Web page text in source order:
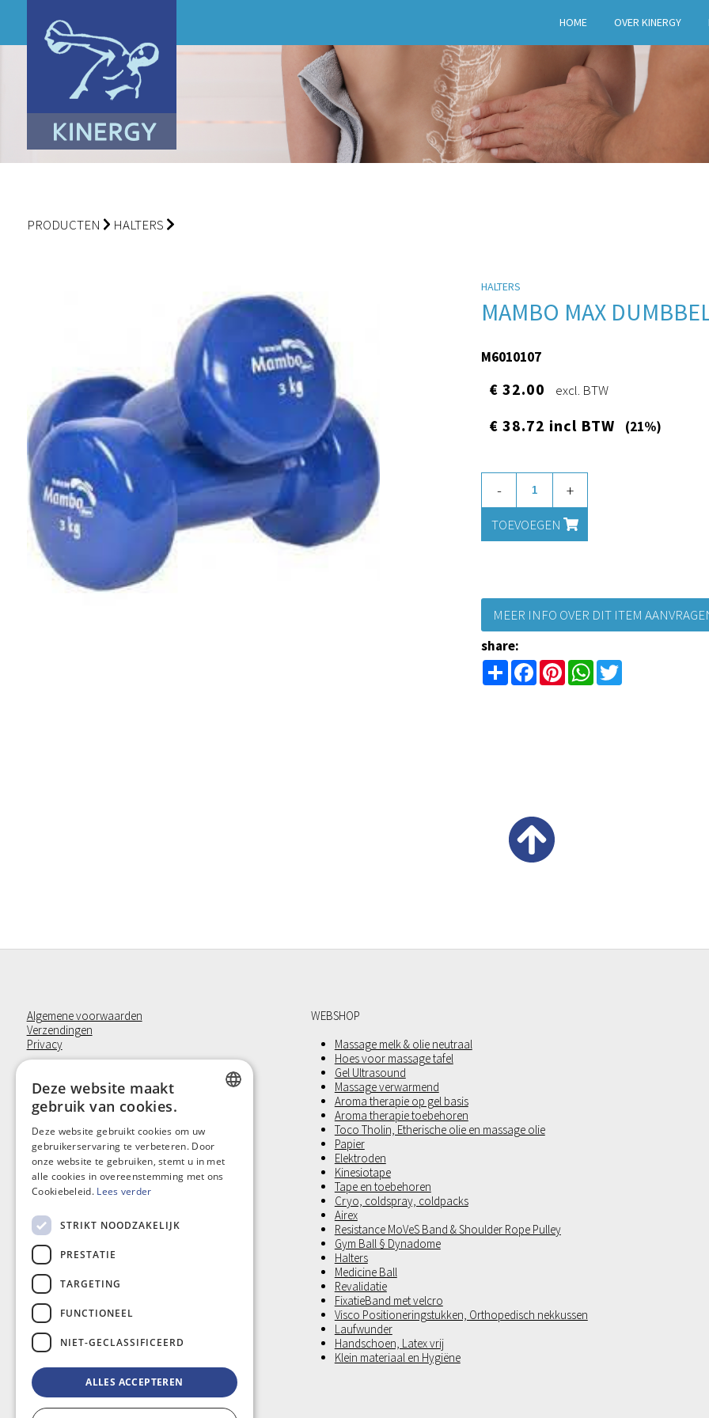
HOME OVER KINERGY
PRODUCTEN HALTERS
HALTERS
MAMBO MAX
M6010107
€ 32.00 excl. BTW
€ 38.72 incl BTW (21%)
- +
TOEVOEGEN
MEER INFO OVER DIT ITEM
share:
ShareFacebookPinterestWhatsApp
Algemene voorwaarden
Verzendingen
Privacy
WEBSHOP
Massage melk & olie neutraal
Hoes voor massage tafel
Gel Ultrasound
Massage verwarmend
Aroma therapie op gel basis
Aroma therapie toebehoren
Toco Tholin, Etherische olie en massage olie
Papier
Elektroden
Kinesiotape
Tape en toebehoren
Cryo, coldspray, coldpacks
Airex
Resistance MoVeS Band & Shoulder Rope Pulley
Gym Ball § Dynadome
Halters
Medicine Ball
Revalidatie
FixatieBand met velcro
Visco Positioneringstukken, Orthopedisch nekkussen
Laufwunder
Handschoen, Latex vrij
Klein materiaal en Hygiëne
FRENCH
Deze website maakt
gebruik van cookies.
Deze website gebruikt cookies om uw
gebruikerservaring te verbeteren. Door
onze website te gebruiken, stemt u in met
alle cookies in overeenstemming met ons
Cookiebeleid. Lees verder
STRIKT NOODZAKELIJK
PRESTATIE
TARGETING
FUNCTIONEEL
NIET-GECLASSIFICEERD
ALLES ACCEPTEREN